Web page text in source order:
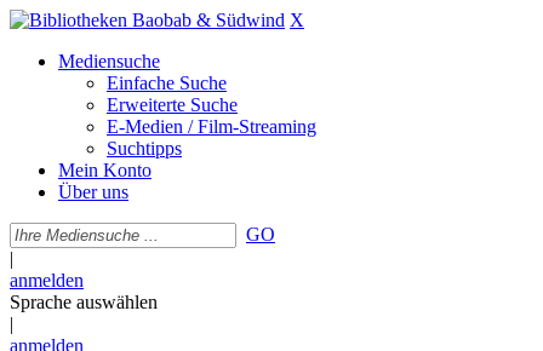
X
Mediensuche
Einfache Suche
Erweiterte Suche
E-Medien / Film-Streaming
Suchtipps
Mein Konto
Über uns
GO
|
anmelden
Sprache auswählen
|
anmelden